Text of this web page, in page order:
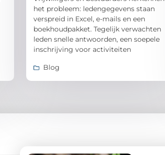
het probleem: ledengegevens staan
verspreid in Excel, e-mails en een
boekhoudpakket. Tegelijk verwachten
leden snelle antwoorden, een soepele
inschrijving voor activiteiten
Blog